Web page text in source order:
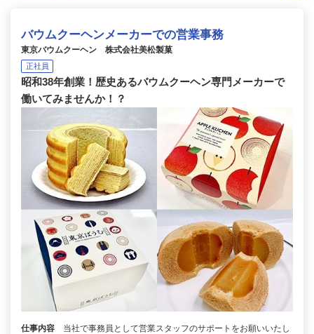
バウムクーヘンメーカーでの営業事務
東京バウムクーヘン 株式会社美松製菓
正社員
昭和38年創業！歴史あるバウムクーヘン専門メーカーで
働いてみませんか！？
仕事内容
当社で事務員として営業スタッフのサポートをお願いいたし